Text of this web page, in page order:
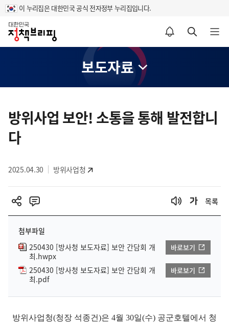
이 누리집은 대한민국 공식 전자정부 누리집입니다.
홈
알림설정 바로가기 검색 바로가기 메뉴 열기
보도자료
텐
츠
영
방위사업 보안! 소통을 통해 발전합니
다
2025.04.30 방위사업청
목록
첨부파일
250430 [방사청 보도자료] 보안 간담회 개
최.hwpx
바로보기
250430 [방사청 보도자료] 보안 간담회 개
최.pdf
바로보기
방위사업청(청장 석종건)은 4월 30일(수) 공군호텔에서 청